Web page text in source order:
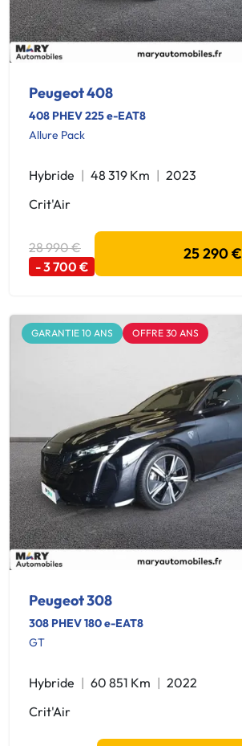
Peugeot 408
408 PHEV 225 e-EAT8
Allure Pack
Hybride 48 319 Km
2023
Crit'Air
28 990 €
- 3 700 €
25 290 €
GARANTIE 10 ANS OFFRE 30 ANS
Peugeot 308
308 PHEV 180 e-EAT8
GT
Hybride 60 851 Km
2022
Crit'Air